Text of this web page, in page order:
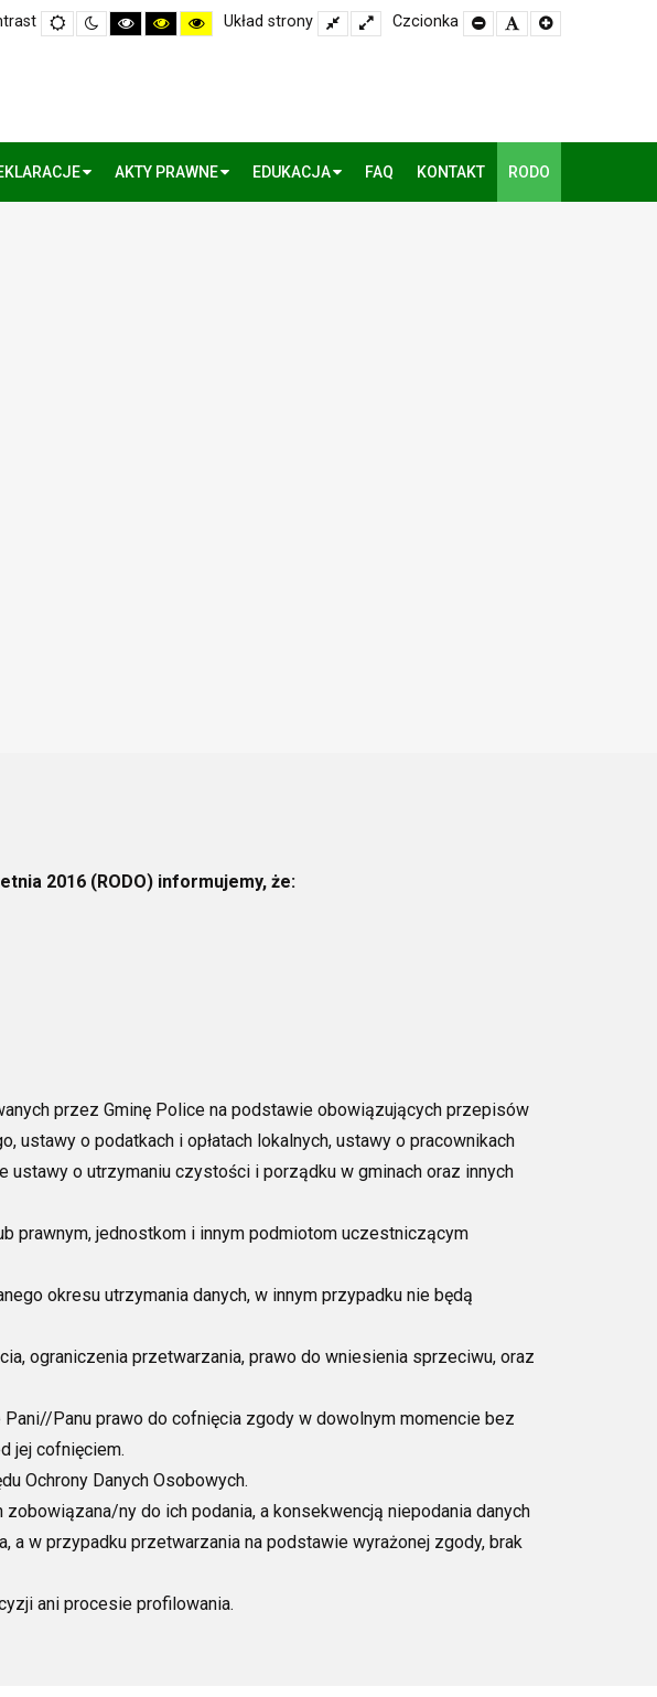
Default
mode
Night
mode
High
Contrast
High
Contrast
High
Contrast
Układ strony
Fixed
layout
Wide
layout
Czcionka
Set
Smaller
Set
Default
Set
Larger
AKTY PRAWNE EDUKACJA FAQ KONTAKT RODO
2016 (RODO) informujemy, że:
przez Gminę Police na podstawie obowiązujących przepisów
ustawy o podatkach i opłatach lokalnych, ustawy o pracownikach
o utrzymaniu czystości i porządku w gminach oraz innych
prawnym, jednostkom i innym podmiotom uczestniczącym
okresu utrzymania danych, w innym przypadku nie będą
ograniczenia przetwarzania, prawo do wniesienia sprzeciwu, oraz
Panu prawo do cofnięcia zgody w dowolnym momencie bez
jej cofnięciem.
Ochrony Danych Osobowych.
ny do ich podania, a konsekwencją niepodania danych
w przypadku przetwarzania na podstawie wyrażonej zgody, brak
ani procesie profilowania.